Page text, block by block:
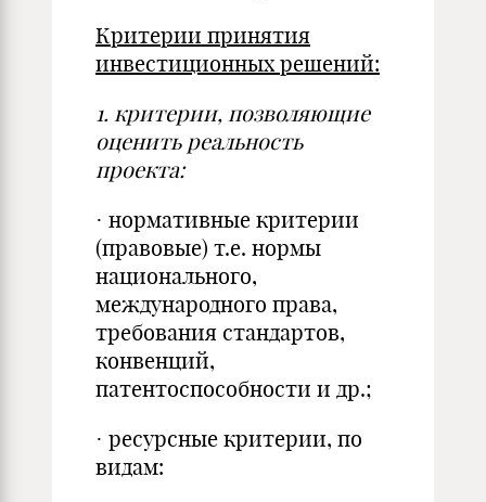
Критерии принятия
инвестиционных решений:
1. критерии, позволяющие
оценить реальность
проекта:
· нормативные критерии
(правовые) т.е. нормы
национального,
международного права,
требования стандартов,
конвенций,
патентоспособности и др.;
· ресурсные критерии, по
видам: